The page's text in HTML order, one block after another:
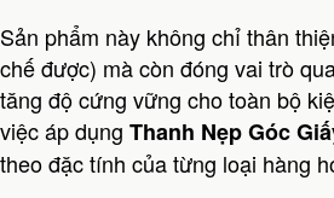
Sản phẩm này không chỉ thân
chế được) mà còn đóng vai trò
tăng độ cứng vững cho toàn bộ
việc áp dụng Thanh Nẹp Góc
theo đặc tính của từng loại hàng